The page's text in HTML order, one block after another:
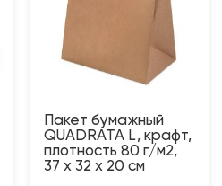
Пакет бумажный
QUADRATA L, крафт,
плотность 80 г/м2,
37 х 32 х 20 cм